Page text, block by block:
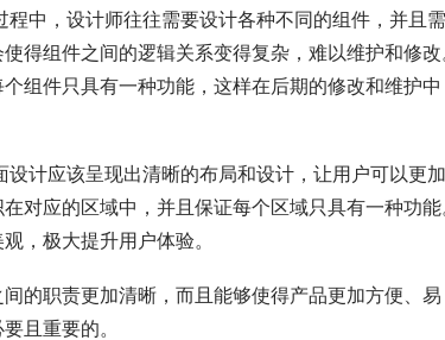
程中，设计师往往需要设计各种不同的组件，并且需
得组件之间的逻辑关系变得复杂，难以维护和修改
组件只具有一种功能，这样在后期的修改和维护中
设计应该呈现出清晰的布局和设计，让用户可以更加
对应的区域中，并且保证每个区域只具有一种功能
，极大提升用户体验。
的职责更加清晰，而且能够使得产品更加方便、易
且重要的。